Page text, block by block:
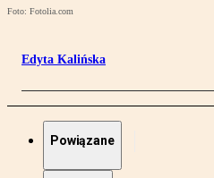
Foto: Fotolia.com
Edyta Kalińska
Powiązane